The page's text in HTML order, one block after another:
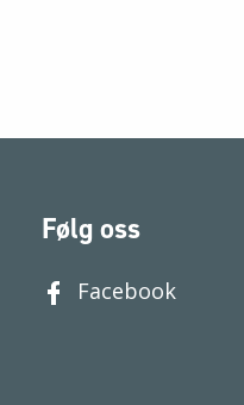
Følg oss
Facebook